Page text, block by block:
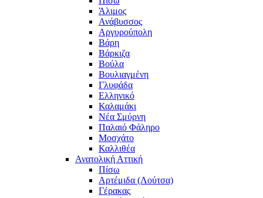
Άλιμος
Ανάβυσσος
Αργυρούπολη
Βάρη
Βάρκιζα
Βούλα
Βουλιαγμένη
Γλυφάδα
Ελληνικό
Καλαμάκι
Νέα Σμύρνη
Παλαιό Φάληρο
Μοσχάτο
Καλλιθέα
Ανατολική Αττική
Πίσω
Αρτέμιδα (Λούτσα)
Γέρακας